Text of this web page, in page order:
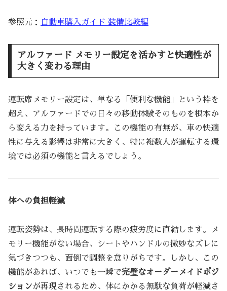
参照元： 自動車購入ガイド 装備比較編
アルファード メモリー設定を活かすと快適性が
大きく変わる理由
運転席メモリー設定は、単なる「便利な機能」という枠を
超え、アルファードでの日々の移動体験そのものを根本か
ら変える力を持っています。この機能の有無が、車の快適
性に与える影響は非常に大きく、特に複数人が運転する環
境では必須の機能と言えるでしょう。
体への負担軽減
運転姿勢は、長時間運転する際の疲労度に直結します。メ
モリー機能がない場合、シートやハンドルの微妙なズレに
気づきつつも、面倒で調整を怠りがちです。しかし、この
機能があれば、いつでも一瞬で完璧なオーダーメイドポジ
ションが再現されるため、体にかかる無駄な負荷が軽減さ